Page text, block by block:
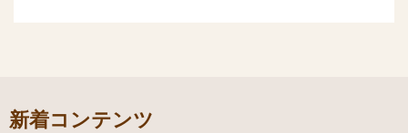
新着コンテンツ